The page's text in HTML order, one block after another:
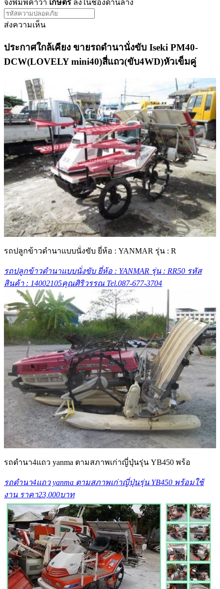
จงพิมพ์คำว่า เกษตร ลงในช่องด้านล่าง
ส่งความเห็น
ประกาศใกล้เคียง ขายรถดำนานั่งขับ Iseki PM40-
DCW(LOVELY mini40)สี่แถว(ขับ4WD)หัวเข็มคู่
รถปลูกข้าวดำนาแบบนั่งขับ ยี่ห้อ : YANMAR รุ่น : R
รถปลูกข้าวดำนาแบบนั่งขับ ยี่ห้อ : YANMAR รุ่น : RR50 รหัส
สินค้า : 14002105คุณศิริวรรณ Tel.087-677-3704
รถดำนา4แถว yanma ตามสภาพเก่าญี่ปุ่นรุ่น YB450 พร้อ
รถดำนา4แถว yanma ตามสภาพเก่าญี่ปุ่นรุ่น YB450 พร้อมใช้
งาน ราคา23,000บาท